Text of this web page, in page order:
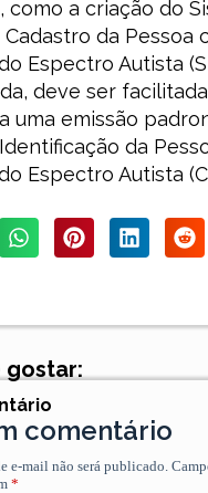
como a criação do
da Pessoa
Espectro Autista
deve ser
uma emissão
da
Espectro Autista
gostar:
comentário
e-mail não será publicado.
*